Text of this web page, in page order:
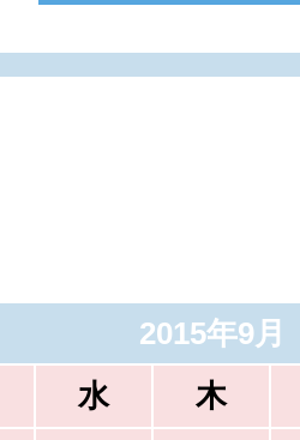
2015年9月
水 木